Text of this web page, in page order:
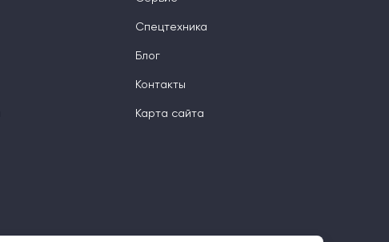
Спецтехника
Блог
Контакты
Карта сайта